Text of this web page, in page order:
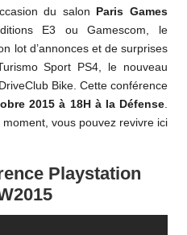
du salon Paris Games
E3 ou Gamescom, le
lot d’annonces et de surprises
Sport PS4, le nouveau
Bike. Cette conférence
2015 à 18H à la Défense
vous pouvez revivre ici
Playstation